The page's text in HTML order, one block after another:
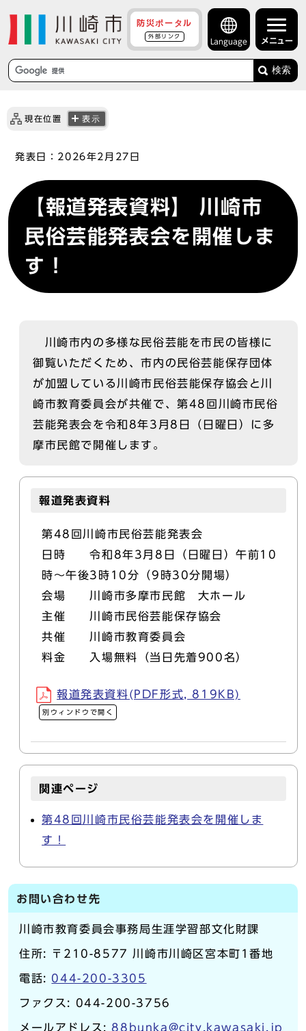
防災ポータル
外部リンク
Language メニュー
検索
現在位置 表示
発表日： 2026年2月27日
【報道発表資料】 川崎市
民俗芸能発表会を開催しま
す！
川崎市内の多様な民俗芸能を市民の皆様に
御覧いただくため、市内の民俗芸能保存団体
が加盟している川崎市民俗芸能保存協会と川
崎市教育委員会が共催で、第48回川崎市民俗
芸能発表会を令和8年3月8日（日曜日）に多
摩市民館で開催します。
報道発表資料
第48回川崎市民俗芸能発表会
日時 令和8年3月8日（日曜日）午前10
時～午後3時10分（9時30分開場）
会場 川崎市多摩市民館 大ホール
主催 川崎市民俗芸能保存協会
共催 川崎市教育委員会
料金 入場無料（当日先着900名）
報道発表資料(PDF形式, 819KB)
別ウィンドウで開く
関連ページ
第48回川崎市民俗芸能発表会を開催しま
す！
お問い合わせ先
川崎市教育委員会事務局生涯学習部文化財課
住所: 〒210-8577 川崎市川崎区宮本町1番地
電話: 044-200-3305
ファクス: 044-200-3756
メールアドレス:88bunka@city.kawasaki.jp